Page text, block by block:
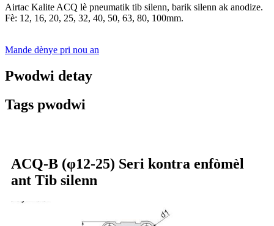
Airtac Kalite ACQ lè pneumatik tib silenn, barik silenn ak anodize.
Fè: 12, 16, 20, 25, 32, 40, 50, 63, 80, 100mm.
Mande dènye pri nou an
Pwodwi detay
Tags pwodwi
ACQ-B (φ12-25) Seri kontra enfòmèl
ant Tib silenn